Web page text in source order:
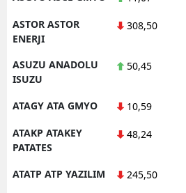
ASTOR ASTOR
ENERJI
308,50
ASUZU ANADOLU
ISUZU
50,45
ATAGY ATA GMYO 10,59
ATAKP ATAKEY
PATATES
48,24
ATATP ATP YAZILIM 245,50